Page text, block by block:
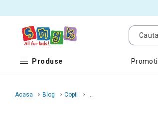
Produse Promotii
Acasa Blog Copii ...